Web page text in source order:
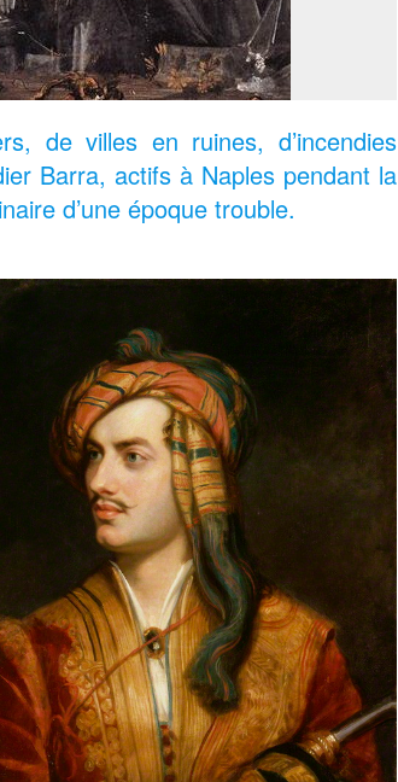
de villes en ruines, d’incendies
Barra, actifs à Naples pendant la
d’une époque trouble.